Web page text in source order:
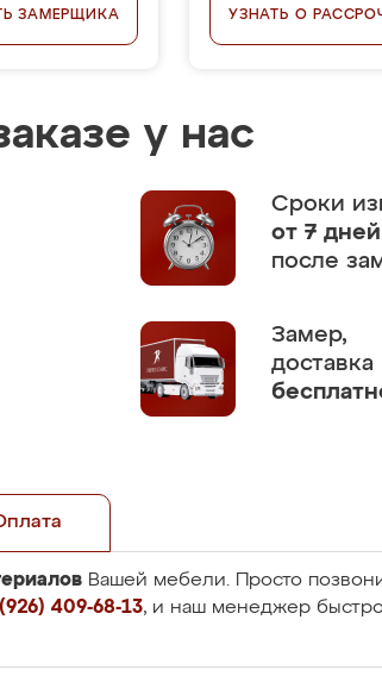
ЗАМЕРЩИКА УЗНАТЬ О
у нас
Сроки
от 7 дней
после
Замер,
Вашей мебели. Просто
409-68-13, и наш менеджер быстро